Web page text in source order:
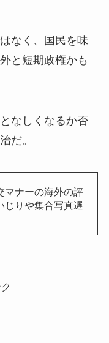
なく、国民を味
と短期政権かも
なしくなるか否
だ。
ナーの海外の評
じりや集合写真遅